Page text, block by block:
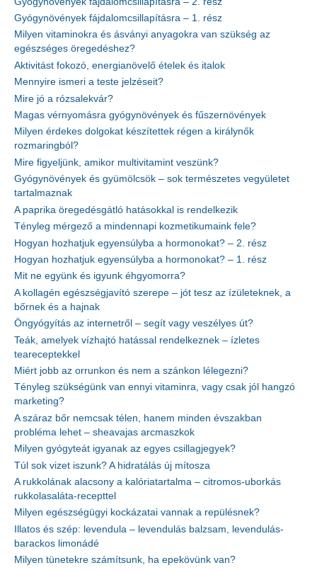
Gyógynövények fájdalomcsillapításra – 1. rész
Milyen vitaminokra és ásványi anyagokra van szükség az
egészséges öregedéshez?
Aktivitást fokozó, energianövelő ételek és italok
Mennyire ismeri a teste jelzéseit?
Mire jó a rózsalekvár?
Magas vérnyomásra gyógynövények és fűszernövények
Milyen érdekes dolgokat készítettek régen a királynők
rozmaringból?
Mire figyeljünk, amikor multivitamint veszünk?
Gyógynövények és gyümölcsök – sok természetes vegyületet
tartalmaznak
A paprika öregedésgátló hatásokkal is rendelkezik
Tényleg mérgező a mindennapi kozmetikumaink fele?
Hogyan hozhatjuk egyensúlyba a hormonokat? – 2. rész
Hogyan hozhatjuk egyensúlyba a hormonokat? – 1. rész
Mit ne együnk és igyunk éhgyomorra?
A kollagén egészségjavító szerepe – jót tesz az ízületeknek, a
bőrnek és a hajnak
Öngyógyítás az internetről – segít vagy veszélyes út?
Teák, amelyek vízhajtó hatással rendelkeznek – ízletes
teareceptekkel
Miért jobb az orrunkon és nem a szánkon lélegezni?
Tényleg szükségünk van ennyi vitaminra, vagy csak jól hangzó
marketing?
A száraz bőr nemcsak télen, hanem minden évszakban
probléma lehet – sheavajas arcmaszkok
Milyen gyógyteát igyanak az egyes csillagjegyek?
Túl sok vizet iszunk? A hidratálás új mítosza
A rukkolának alacsony a kalóriatartalma – citromos-uborkás
rukkolasaláta-recepttel
Milyen egészségügyi kockázatai vannak a repülésnek?
Illatos és szép: levendula – levendulás balzsam, levendulás-
barackos limonádé
Milyen tünetekre számítsunk, ha epekövünk van?